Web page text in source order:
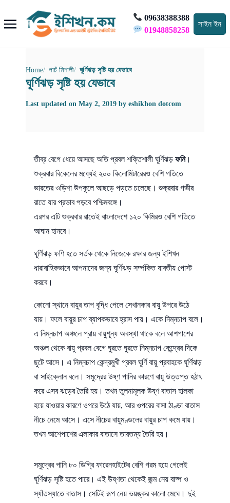
09638388388
01948858258
সাইন ইন
Home পাচঁ মিশালী ঘূর্ণিঝড় সৃষ্টি হয় যেভাবে
ঘূর্ণিঝড় সৃষ্টি হয় যেভাবে
Last updated on May 2, 2019 by eshikhon dotcom
তীব্র বেগে ধেয়ে আসছে অতি প্রবল শক্তিশালী ঘূর্ণিঝড় ফনি।
শুক্রবার বিকেলের মধ্যেই ২০০ কিলোমিটারেরও বেশি গতিতে
ভারতের ওড়িশা উপকূলে আছড়ে পড়তে চলেছে। শুক্রবার গভীর
রাতে যার প্রভাব পড়বে পশ্চিমবঙ্গে।
এরপর এটি শুক্রবার রাতেই বাংলাদেশে ১২০ কিমিরও বেশি গতিতে
আঘান হানবে।
ঘূর্ণিঝড় ফণি হতে সর্তক থেকে নিজেকে রক্ষার জন্য ইশিখন
ধারাবাহিকভাবে আপনাদের জন্য ঘুর্ণিঝড় সর্ম্পকিত যাবতীয় পোস্ট
করবে।
কোনো স্থানে বায়ুর তাপ বৃদ্ধি পেলে সেখানকার বায়ু উপরে উঠে
যায়। ফলে বায়ুর চাপ ব্যাপকভাবে হ্রাস পায়। একে নিম্নচাপ বলে।
এ নিম্নচাপ অঞ্চলে প্রায় বায়ুশূন্য অবস্থা থাকে বলে আশপাশের
অঞ্চল থেকে বায়ু প্রবল বেগে ঘুরতে ঘুরতে নিম্নচাপ কেন্দ্রের দিকে
ছুটে আসে। এ নিম্নচাপ কেন্দ্রমুখী প্রবল ঘূর্ণি বায়ু প্রবাহকে ঘূর্ণিঝড়
বা সাইক্লোন বলে। সমুদ্রের উষ্ণ পানির কারণে বায়ু উত্তপ্ত হঠাৎ
করে এসব ঝড়ের তৈরি হয়। তখন তুলনামূলক উষ্ণ বাতাস হালকা
হয়ে যাওয়ার কারণে ওপরে উঠে যায়, আর ওপরের বাসা ঠাণ্ডা বাতাস
নীচে নেমে আসে। এসে নীচের বায়ুমণ্ডলের বায়ুর চাপ কমে যায়।
তখন আশেপাশের এলাকার বাতাসে তারতম্য তৈরি হয়।
সমুদ্রের পানি ৮০ ডিগ্রি ফারেনহাইটের বেশি গরম হয়ে গেলেই
ঘূর্ণিঝড় সৃষ্টি হতে পারে। এই উষ্ণতা থেকেই জন্ম নেয় বাষ্প ও
স্যাঁতস্যাতে বাতাস। সেটিই রূপ নেয় ভয়ঙ্কর কালো মেঘে। দুই